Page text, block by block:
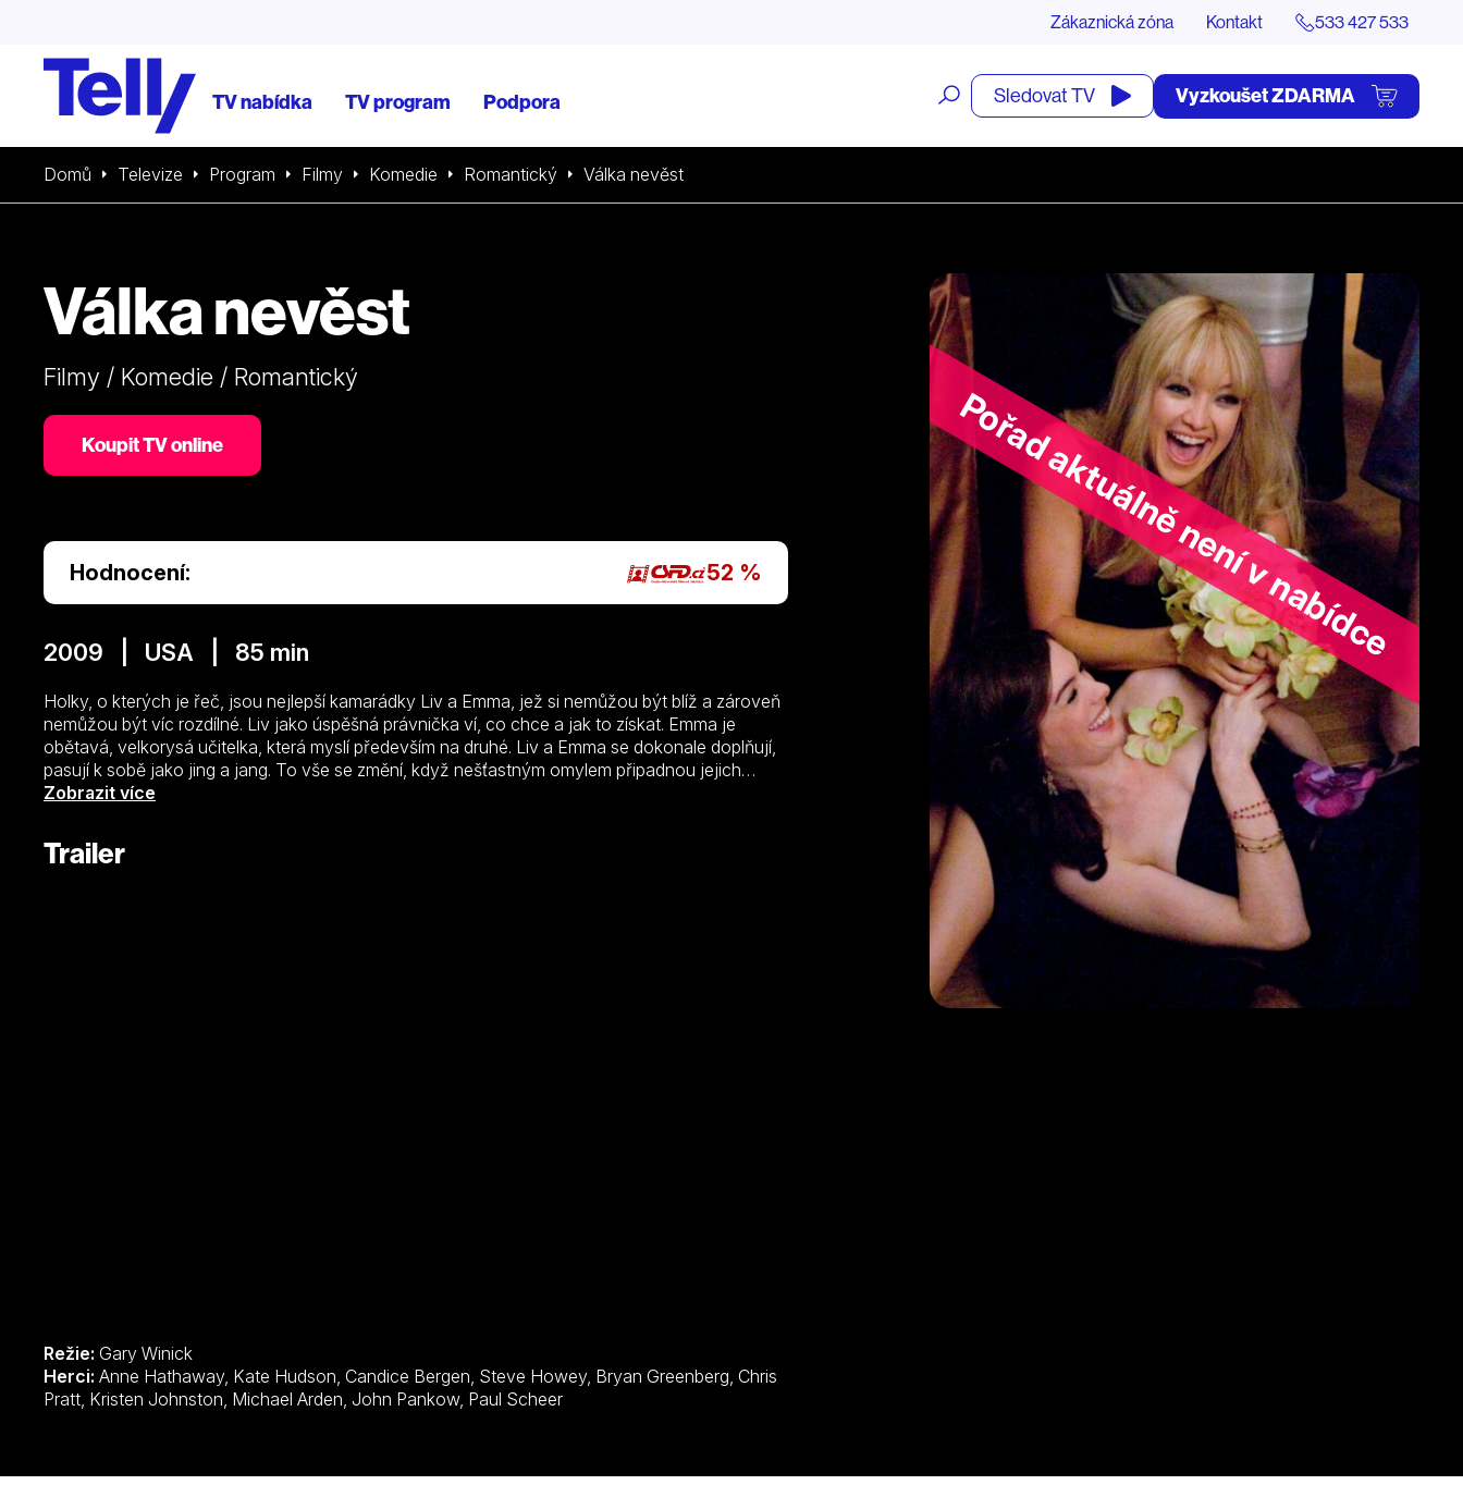
Zákaznická zóna Kontakt 533 427 533
TV nabídka TV program Podpora
Otevřít
vyhledávání
Sledovat TV Vyzkoušet ZDARMA
Domů Televize Program Filmy Komedie Romantický Válka nevěst
Pořad aktuálně není v nabídce
Válka nevěst
Filmy / Komedie / Romantický
Koupit TV online
Hodnocení: 52 %
2009 | USA | 85 min
Holky, o kterých je řeč, jsou nejlepší kamarádky Liv a Emma, jež si nemůžou být blíž a zároveň
nemůžou být víc rozdílné. Liv jako úspěšná právnička ví, co chce a jak to získat. Emma je
obětavá, velkorysá učitelka, která myslí především na druhé. Liv a Emma se dokonale doplňují,
pasují k sobě jako jing a jang. To vše se změní, když nešťastným omylem připadnou jejich
svatby na jejich vysněném místě na tentýž den. Vdavekchtivé nevěsty jsou rozhodnuty použít
přátelství spěje ke smutnému konci.
Zobrazit více
Trailer
Režie: Gary Winick
Herci:
Pratt, Kristen Johnston, Michael Arden, John Pankow, Paul Scheer